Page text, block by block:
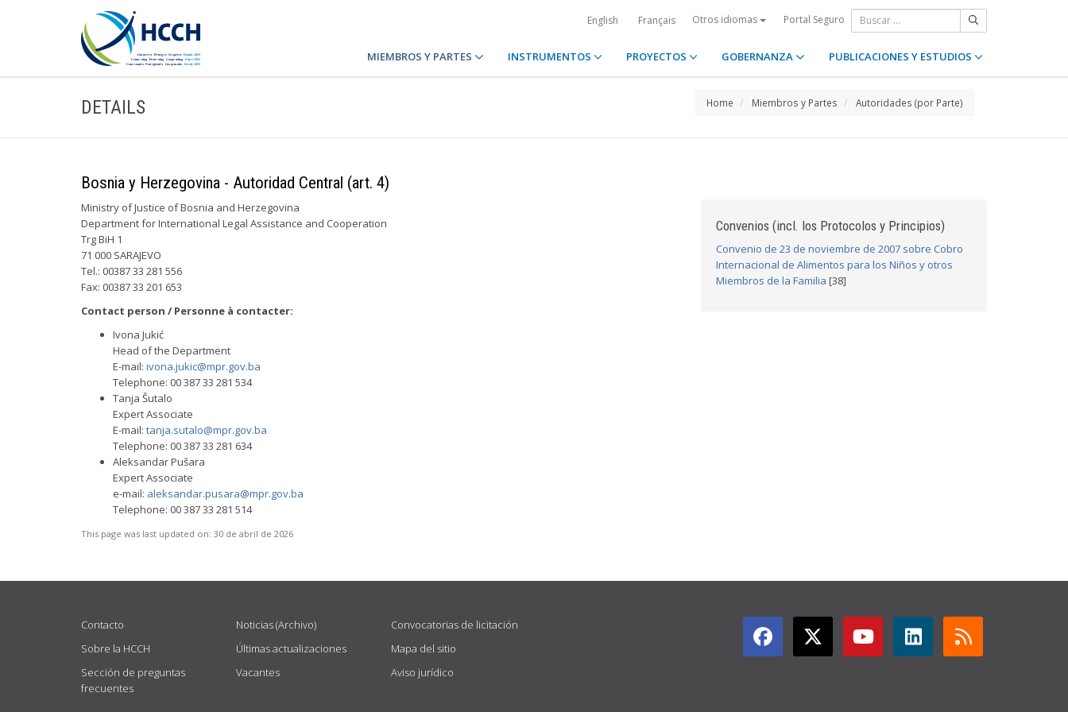
English Français Otros idiomas Portal Seguro
MIEMBROS Y PARTES INSTRUMENTOS PROYECTOS GOBERNANZA PUBLICACIONES Y ESTUDIOS
DETAILS Home Miembros y Partes Autoridades (por Parte)
Bosnia y Herzegovina - Autoridad Central (art. 4)
Ministry of Justice of Bosnia and Herzegovina
Department for International Legal Assistance and Cooperation
Trg BiH 1
71 000 SARAJEVO
Tel.: 00387 33 281 556
Fax: 00387 33 201 653
Contact person / Personne à contacter:
Ivona Jukić
Head of the Department
E-mail: ivona.jukic@mpr.gov.ba
Telephone: 00 387 33 281 534
Tanja Šutalo
Expert Associate
E-mail: tanja.sutalo@mpr.gov.ba
Telephone: 00 387 33 281 634
Aleksandar Pušara
Expert Associate
e-mail: aleksandar.pusara@mpr.gov.ba
Telephone: 00 387 33 281 514
This page was last updated on: 30 de abril de 2026
Convenios (incl. los Protocolos y Principios)
Convenio de 23 de noviembre de 2007 sobre Cobro
Internacional de Alimentos para los Niños y otros
Miembros de la Familia [38]
Contacto
Sobre la HCCH
Sección de preguntas
frecuentes
Noticias (Archivo)
Últimas actualizaciones
Vacantes
Convocatorias de licitación
Mapa del sitio
Aviso jurídico